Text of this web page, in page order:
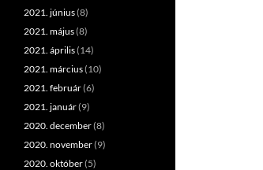
2021. június(8)
2021. május(8)
2021. április(14)
2021. március(10)
2021. február(6)
2021. január(9)
2020. december(8)
2020. november(9)
2020. október(5)